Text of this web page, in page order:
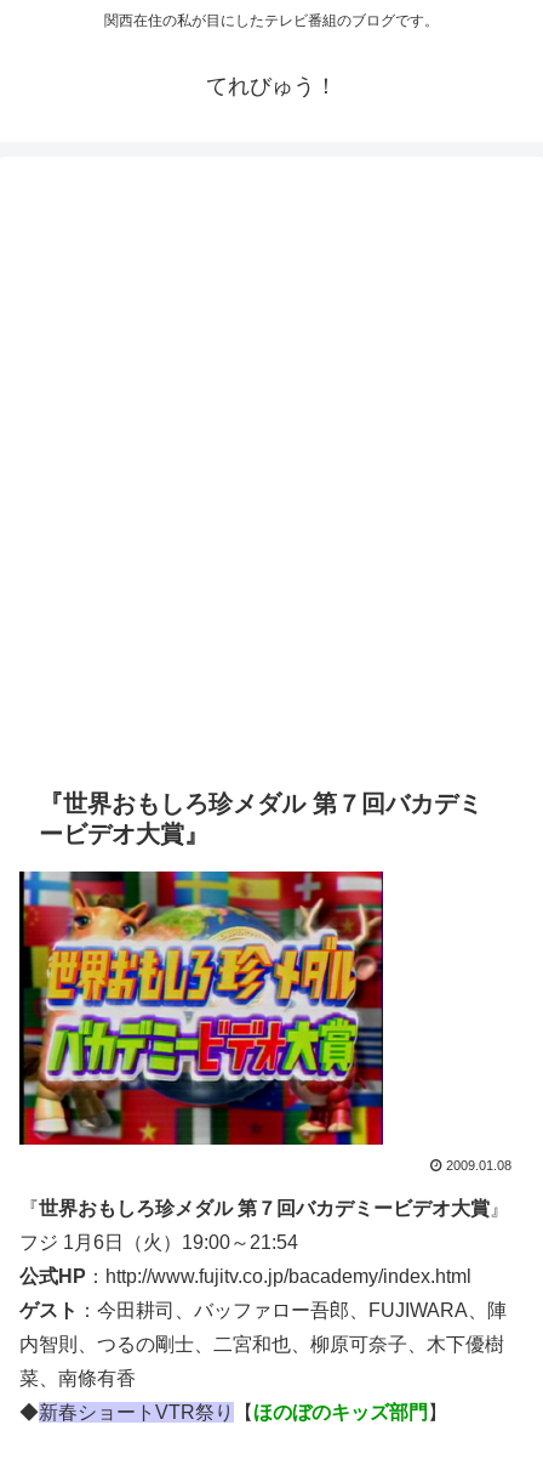
関西在住の私が目にしたテレビ番組のブログです。
てれびゅう！
『世界おもしろ珍メダル 第７回バカデミ
ービデオ大賞』
2009.01.08
『世界おもしろ珍メダル 第７回バカデミービデオ大賞 』
フジ 1月6日（火）19:00～21:54
公式HP ：http://www.fujitv.co.jp/bacademy/index.html
ゲスト ：今田耕司、バッファロー吾郎、FUJIWARA、陣
内智則、つるの剛士、二宮和也、柳原可奈子、木下優樹
菜、南條有香
◆新春ショートVTR祭り 【 ほのぼのキッズ部門 】